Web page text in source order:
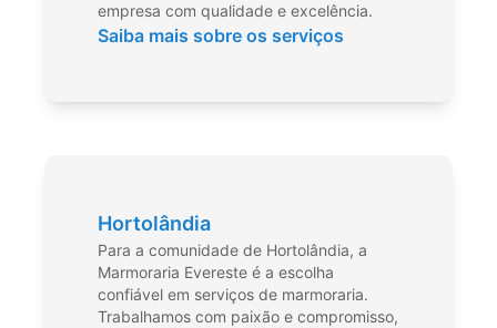
empresa com qualidade e excelência.
Saiba mais sobre os serviços
Hortolândia
Para a comunidade de Hortolândia, a
Marmoraria Evereste é a escolha
confiável em serviços de marmoraria.
Trabalhamos com paixão e compromisso,